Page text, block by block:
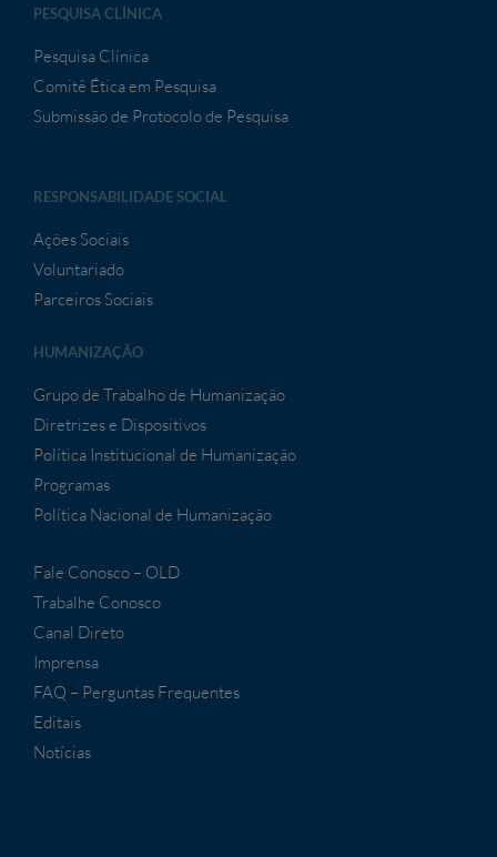
PESQUISA CLÍNICA
Pesquisa Clínica
Comitê Ética em Pesquisa
Submissão de Protocolo de Pesquisa
RESPONSABILIDADE SOCIAL
Ações Sociais
Voluntariado
Parceiros Sociais
HUMANIZAÇÃO
Grupo de Trabalho de Humanização
Diretrizes e Dispositivos
Política Institucional de Humanização
Programas
Política Nacional de Humanização
Fale Conosco – OLD
Trabalhe Conosco
Canal Direto
Imprensa
FAQ – Perguntas Frequentes
Editais
Notícias